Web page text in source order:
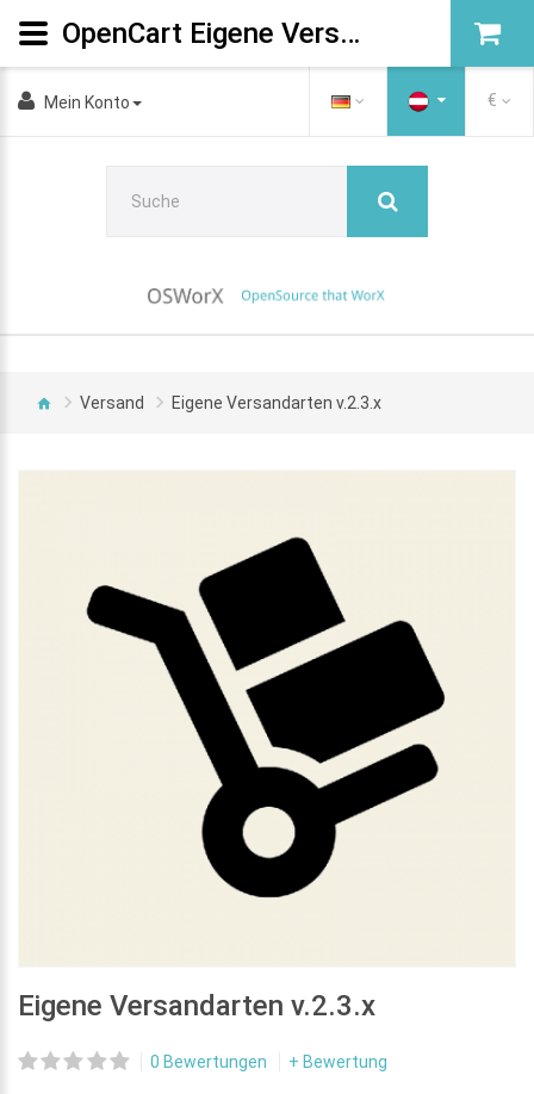
Mein Konto €
Versand Eigene Versandarten v.2.3.x
Eigene Versandarten v.2.3.x
0 Bewertungen + Bewertung
OpenCart Eigene Versandarten